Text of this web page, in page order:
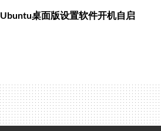
Ubuntu桌面版设置软件开机自启